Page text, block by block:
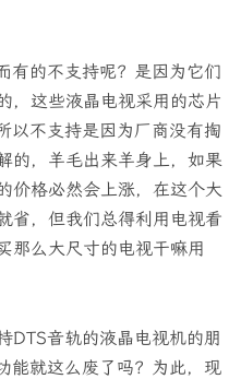
有的不支持呢？是因为它们
，这些液晶电视采用的芯片
以不支持是因为厂商没有掏
的，羊毛出来羊身上，如果
价格必然会上涨，在这个大
省，但我们总得利用电视看
那么大尺寸的电视干嘛用
DTS音轨的液晶电视机的朋
能就这么废了吗？为此，现